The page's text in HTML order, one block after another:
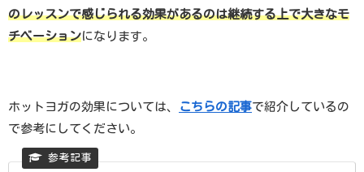
のレッスンで感じられる効果があるのは継続する上で大きなモ
チベーションになります。
ホットヨガの効果については、 こちらの記事で紹介しているの
で参考にしてください。